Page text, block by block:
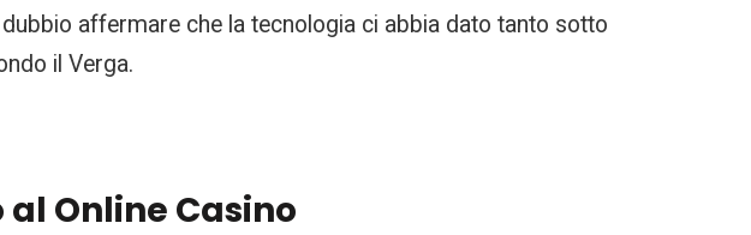
affermare che la tecnologia ci abbia dato tanto sotto
il Verga.
Online Casino